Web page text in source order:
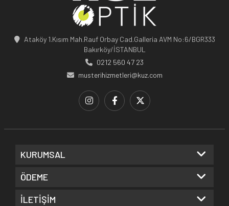
Ataköy 1.Kısım Mah.Rauf Orbay Cad.Galleria AVM No:6/BGR333
Bakırköy/İSTANBUL
0212 560 47 23
musterihizmetleri@kuz.com
KURUMSAL
ÖDEME
İLETİŞİM